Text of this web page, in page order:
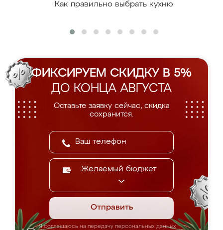
Как правильно выбрать кухню
ФИКСИРУЕМ СКИДКУ В 5%
ДО КОНЦА АВГУСТА
Оставьте заявку сейчас, скидка
сохранится.
Желаемый бюджет
Отправить
Я соглашаюсь на передачу персональных данных